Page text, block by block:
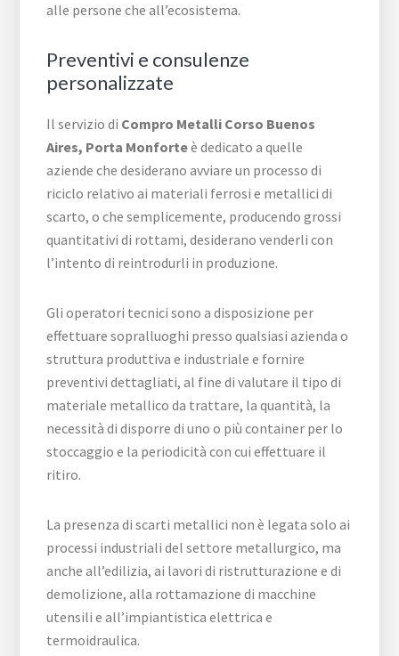
alle persone che all’ecosistema.
Preventivi e consulenze
personalizzate
Il servizio di Compro Metalli ​Corso Buenos
Aires,​ Porta Monforteè dedicato a quelle
aziende che desiderano avviare un processo di
riciclo relativo ai materiali ferrosi e metallici di
scarto, o che semplicemente, producendo grossi
quantitativi di rottami, desiderano venderli con
l’intento di reintrodurli in produzione.
Gli operatori tecnici sono a disposizione per
effettuare sopralluoghi presso qualsiasi azienda o
struttura produttiva e industriale e fornire
preventivi dettagliati, al fine di valutare il tipo di
materiale metallico da trattare, la quantità, la
necessità di disporre di uno o più container per lo
stoccaggio e la periodicità con cui effettuare il
ritiro.
La presenza di scarti metallici non è legata solo ai
processi industriali del settore metallurgico, ma
anche all’edilizia, ai lavori di ristrutturazione e di
demolizione, alla rottamazione di macchine
utensili e all’impiantistica elettrica e
termoidraulica.